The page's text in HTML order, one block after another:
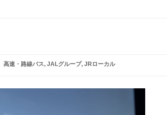
高速・路線バス JALグループ JRローカル